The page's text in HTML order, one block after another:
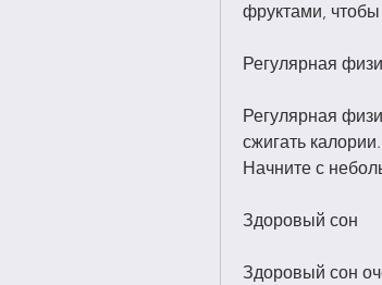
фруктами, чтобы
Регулярная
Регулярная
сжигать
Начните с
Здоровый сон
Здоровый сон